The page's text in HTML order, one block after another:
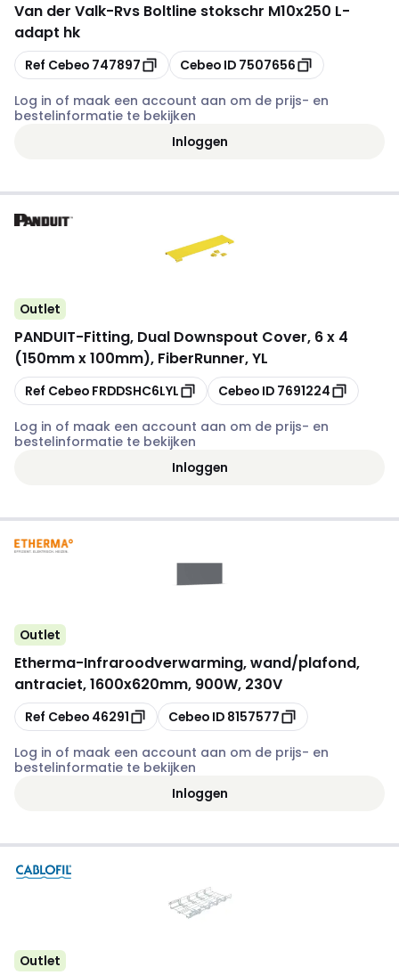
Van der Valk-Rvs Boltline stokschr M10x250 L-
adapt hk
Kopiëren
Ref Cebeo 747897 Kopiëren
Cebeo ID 7507656
Log in of maak een account aan om de prijs- en
bestelinformatie te bekijken
Inloggen
Outlet
PANDUIT-Fitting, Dual Downspout Cover, 6 x 4
(150mm x 100mm), FiberRunner, YL
Kopiëren
Ref Cebeo FRDDSHC6LYL Kopiëren
Cebeo ID 7691224
Log in of maak een account aan om de prijs- en
bestelinformatie te bekijken
Inloggen
Outlet
Etherma-Infraroodverwarming, wand/plafond,
antraciet, 1600x620mm, 900W, 230V
Kopiëren
Ref Cebeo 46291 Kopiëren
Cebeo ID 8157577
Log in of maak een account aan om de prijs- en
bestelinformatie te bekijken
Inloggen
Outlet